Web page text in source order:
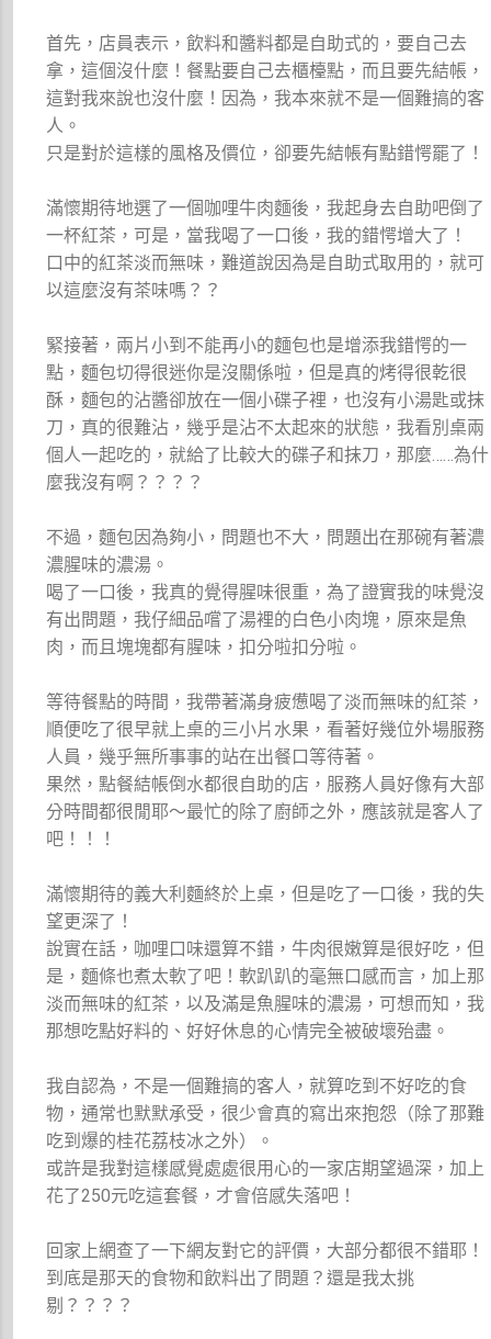
首先，店員表示，飲料和醬料都是自助式的，要自己去
拿，這個沒什麼！餐點要自己去櫃檯點，而且要先結帳，
這對我來說也沒什麼！因為，我本來就不是一個難搞的客
人。
只是對於這樣的風格及價位，卻要先結帳有點錯愕罷了！
滿懷期待地選了一個咖哩牛肉麵後，我起身去自助吧倒了
一杯紅茶，可是，當我喝了一口後，我的錯愕增大了！
口中的紅茶淡而無味，難道說因為是自助式取用的，就可
以這麼沒有茶味嗎？？
緊接著，兩片小到不能再小的麵包也是增添我錯愕的一
點，麵包切得很迷你是沒關係啦，但是真的烤得很乾很
酥，麵包的沾醬卻放在一個小碟子裡，也沒有小湯匙或抹
刀，真的很難沾，幾乎是沾不太起來的狀態，我看別桌兩
個人一起吃的，就給了比較大的碟子和抹刀，那麼……為什
麼我沒有啊？？？？
不過，麵包因為夠小，問題也不大，問題出在那碗有著濃
濃腥味的濃湯。
喝了一口後，我真的覺得腥味很重，為了證實我的味覺沒
有出問題，我仔細品嚐了湯裡的白色小肉塊，原來是魚
肉，而且塊塊都有腥味，扣分啦扣分啦。
等待餐點的時間，我帶著滿身疲憊喝了淡而無味的紅茶，
順便吃了很早就上桌的三小片水果，看著好幾位外場服務
人員，幾乎無所事事的站在出餐口等待著。
果然，點餐結帳倒水都很自助的店，服務人員好像有大部
分時間都很閒耶～最忙的除了廚師之外，應該就是客人了
吧！！！
滿懷期待的義大利麵終於上桌，但是吃了一口後，我的失
望更深了！
說實在話，咖哩口味還算不錯，牛肉很嫩算是很好吃，但
是，麵條也煮太軟了吧！軟趴趴的毫無口感而言，加上那
淡而無味的紅茶，以及滿是魚腥味的濃湯，可想而知，我
那想吃點好料的、好好休息的心情完全被破壞殆盡。
我自認為，不是一個難搞的客人，就算吃到不好吃的食
物，通常也默默承受，很少會真的寫出來抱怨（除了那難
吃到爆的桂花荔枝冰之外）。
或許是我對這樣感覺處處很用心的一家店期望過深，加上
花了250元吃這套餐，才會倍感失落吧！
回家上網查了一下網友對它的評價，大部分都很不錯耶！
到底是那天的食物和飲料出了問題？還是我太挑
剔？？？？